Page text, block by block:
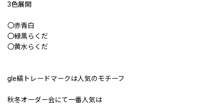
3色展開
〇赤青白
〇緑黒らくだ
〇黄水らくだ
gle縞トレードマークは人気のモチーフ
秋冬オーダー会にて一番人気は